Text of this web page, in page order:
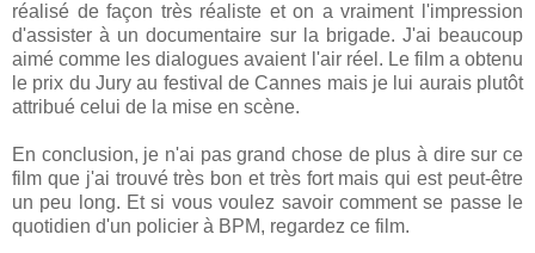
réalisé de façon très réaliste et on a vraiment l'impression
d'assister à un documentaire sur la brigade. J'ai beaucoup
aimé comme les dialogues avaient l'air réel. Le film a obtenu
le prix du Jury au festival de Cannes mais je lui aurais plutôt
attribué celui de la mise en scène.
En conclusion, je n'ai pas grand chose de plus à dire sur ce
film que j'ai trouvé très bon et très fort mais qui est peut-être
un peu long. Et si vous voulez savoir comment se passe le
quotidien d'un policier à BPM, regardez ce film.